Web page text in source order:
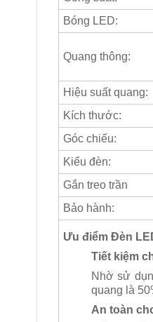
Bóng LED:
Quang thông:
Hiệu suất quang:
Kích thước:
Góc chiếu:
Kiểu đèn:
Gắn treo trần
Bảo hành:
Ưu điểm Đèn
Tiết kiệm
Nhờ sử
quang là
An toàn